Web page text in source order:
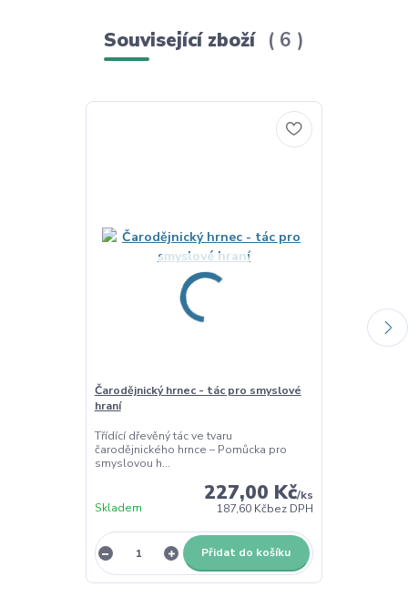
Související zboží 6
Čarodějnický hrnec - tác pro smyslové
hraní
Třídící dřevěný tác ve tvaru
čarodějnického hrnce – Pomůcka pro
smyslovou h...
227,00 Kč/ks
187,60 Kčbez DPH
Skladem
Přidat do košíku